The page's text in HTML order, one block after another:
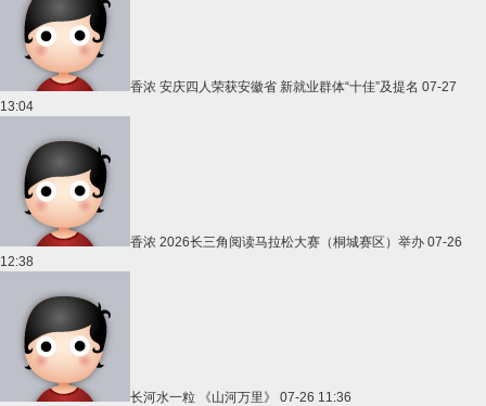
香浓 安庆四人荣获安徽省 新就业群体“十佳”及提名 07-27
13:04
香浓 2026长三角阅读马拉松大赛（桐城赛区）举办 07-26
12:38
长河水一粒 《山河万里》 07-26 11:36